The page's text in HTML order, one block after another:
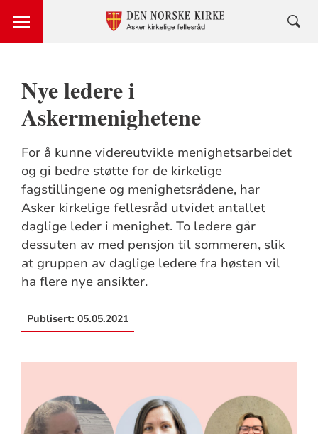
Nye ledere i
Askermenighetene
For å kunne videreutvikle menighetsarbeidet
og gi bedre støtte for de kirkelige
fagstillingene og menighetsrådene, har
Asker kirkelige fellesråd utvidet antallet
daglige leder i menighet. To ledere går
dessuten av med pensjon til sommeren, slik
at gruppen av daglige ledere fra høsten vil
ha flere nye ansikter.
Publisert: 05.05.2021